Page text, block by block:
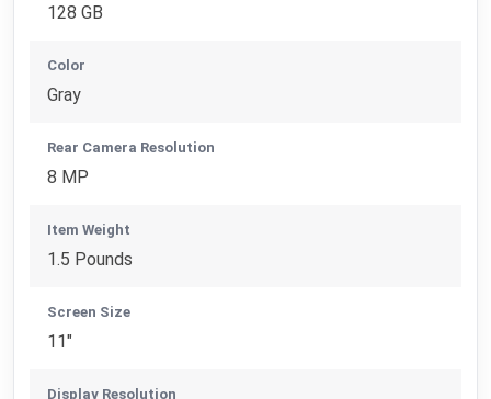
128 GB
Color
Gray
Rear Camera Resolution
8 MP
Item Weight
1.5 Pounds
Screen Size
11"
Display Resolution